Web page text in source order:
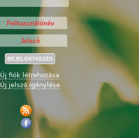
Új fiók létrehozása
Új jelszó igénylése